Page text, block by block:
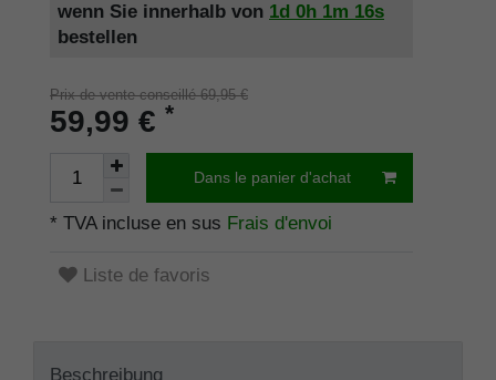
wenn Sie innerhalb von 1d 0h 1m 16s
bestellen
Prix de vente conseillé 69,95 €
59,99 € *
Dans le panier d'achat
* TVA incluse en sus Frais d'envoi
Liste de favoris
Beschreibung